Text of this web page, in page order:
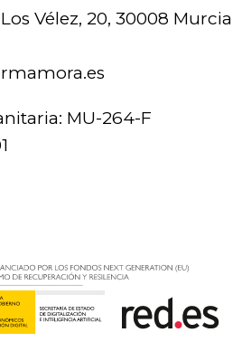
Vélez, 20, 30008 Murcia
MU-264-F